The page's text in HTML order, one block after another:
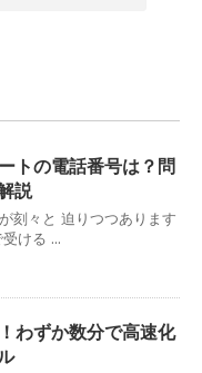
トの電話番号は？問
説
刻々と 迫りつつあります
ける ...
わずか数分で高速化